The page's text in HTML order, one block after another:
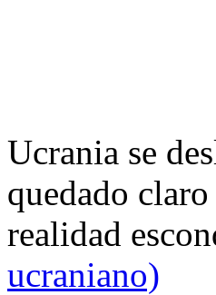
Ucrania se
quedado
realidad
ucraniano)